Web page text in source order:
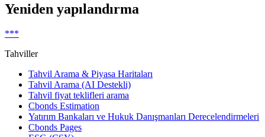
Yeniden yapılandırma
***
Tahviller
Tahvil Arama & Piyasa Haritaları
Tahvil Arama (AI Destekli)
Tahvil fiyat teklifleri arama
Cbonds Estimation
Yatırım Bankaları ve Hukuk Danışmanları Derecelendirmeleri
Cbonds Pages